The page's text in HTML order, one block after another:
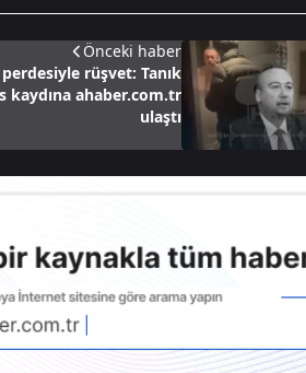
Önceki haber
rüşvet: Tanık
kaydına ahaber.com.tr
ulaştı